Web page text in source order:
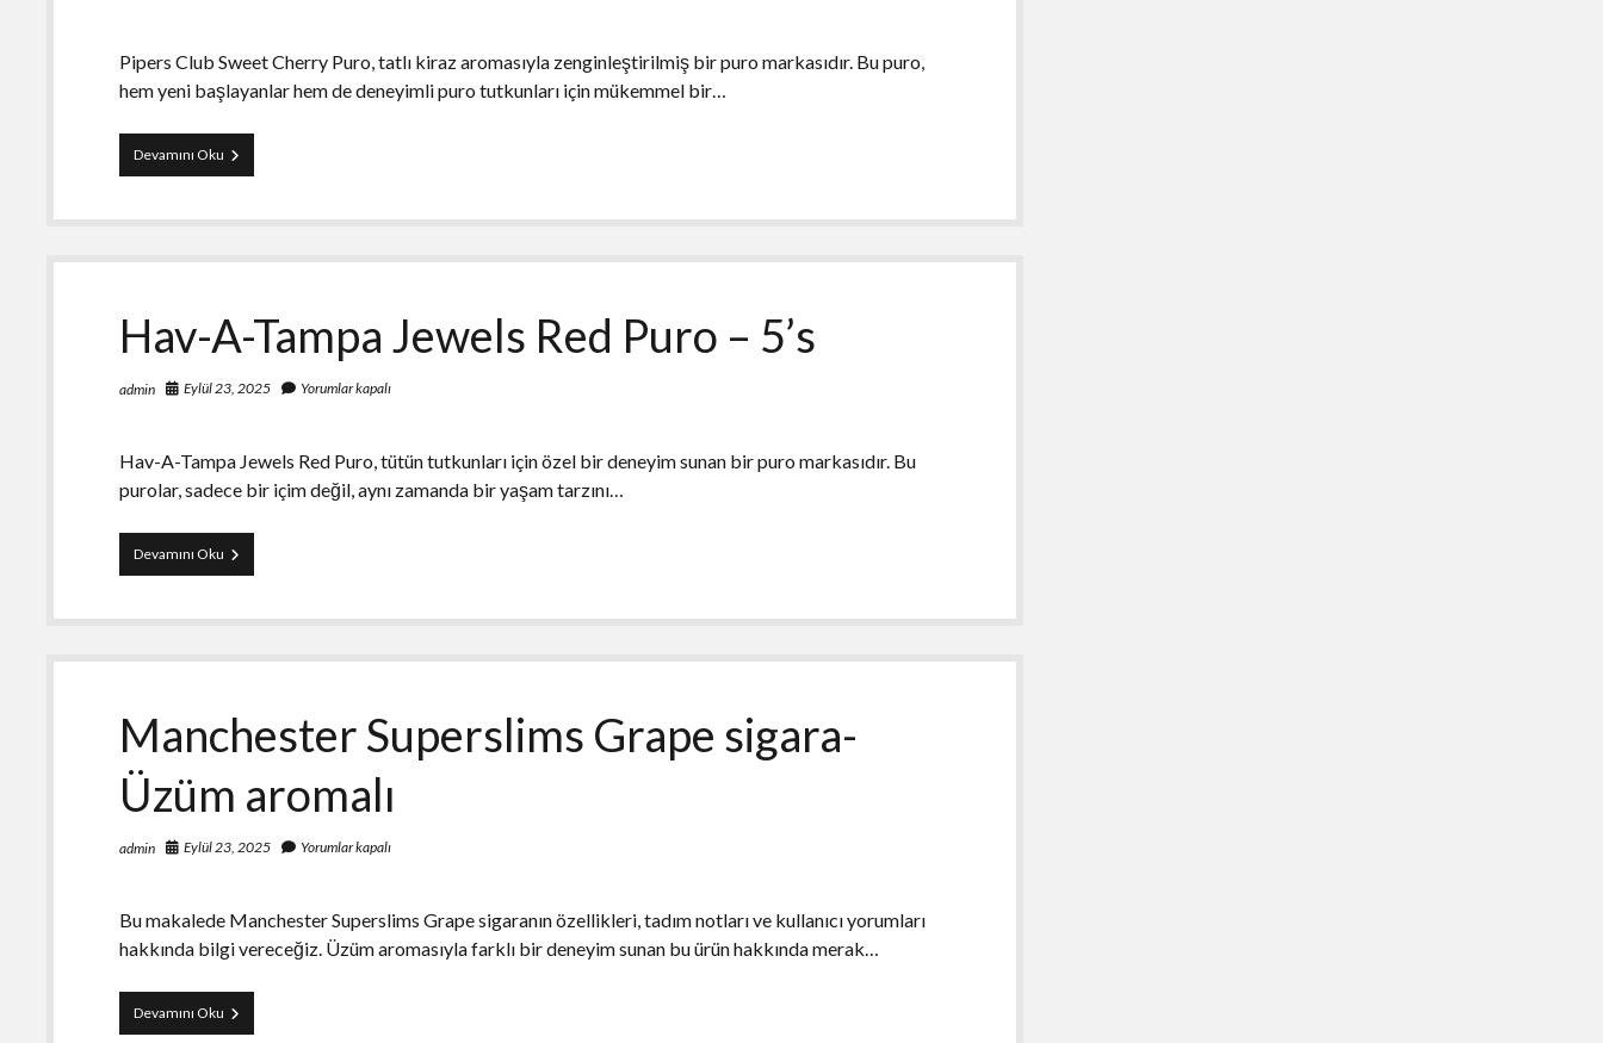
Pipers Club Sweet Cherry Puro, tatlı kiraz aromasıyla zenginleştirilmiş bir puro markasıdır. Bu puro,
hem yeni başlayanlar hem de deneyimli puro tutkunları için mükemmel bir…
Devamını Oku Pipers
Club
Cherry
–
Hav-A-Tampa Jewels Red Puro – 5’s
admin Eylül 23, 2025 Yorumlar kapalı
Hav-A-Tampa Jewels Red Puro, tütün tutkunları için özel bir deneyim sunan bir puro markasıdır. Bu
purolar, sadece bir içim değil, aynı zamanda bir yaşam tarzını…
Devamını Oku Hav-
A-
Jewels
Puro
Manchester Superslims Grape sigara-
Üzüm aromalı
admin Eylül 23, 2025 Yorumlar kapalı
Bu makalede Manchester Superslims Grape sigaranın özellikleri, tadım notları ve kullanıcı yorumları
hakkında bilgi vereceğiz. Üzüm aromasıyla farklı bir deneyim sunan bu ürün hakkında merak…
Devamını Oku Manchester
Superslims